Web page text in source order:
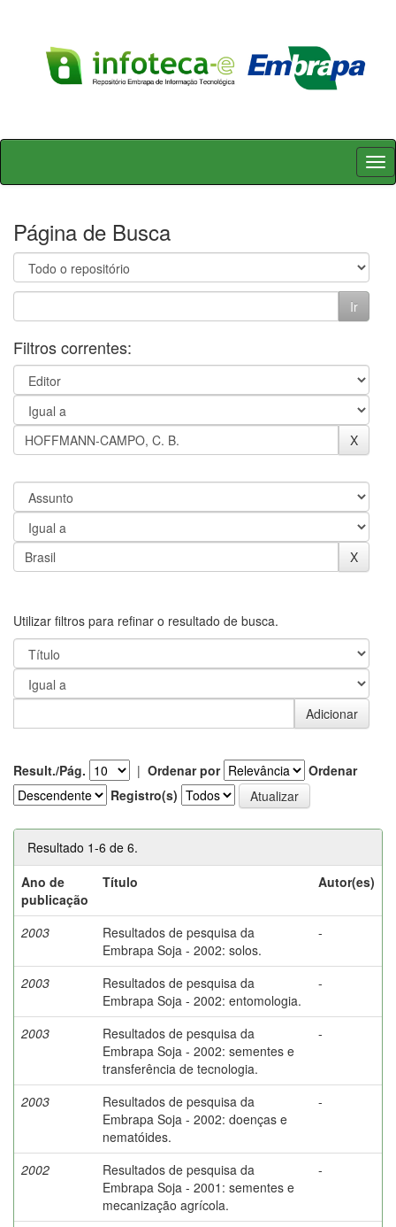
Skip
Página de Busca
Filtros correntes:
Utilizar filtros para refinar o resultado de busca.
Result./Pág. | Ordenar por
Ordenar
Registro(s)
Resultado 1-6 de 6.
Ano de
publicação
Título Autor(es)
2003
Resultados de pesquisa da
Embrapa Soja - 2002: solos.
-
2003
Resultados de pesquisa da
Embrapa Soja - 2002: entomologia.
-
2003
Resultados de pesquisa da
Embrapa Soja - 2002: sementes e
transferência de tecnologia.
-
2003
Resultados de pesquisa da
Embrapa Soja - 2002: doenças e
nematóides.
-
2002
Resultados de pesquisa da
Embrapa Soja - 2001: sementes e
mecanização agrícola.
-